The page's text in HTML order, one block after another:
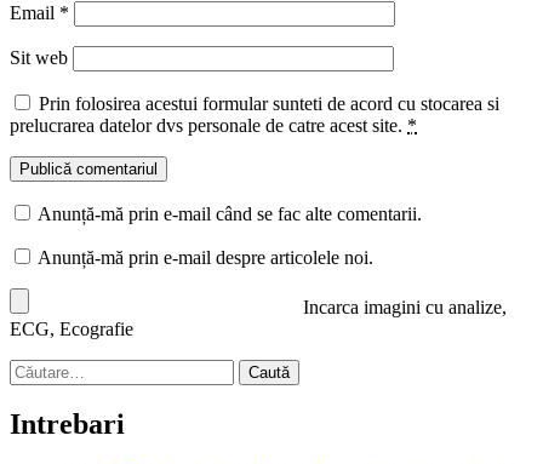
Email *
Sit web
Prin folosirea acestui formular sunteti de acord cu stocarea si
prelucrarea datelor dvs personale de catre acest site. *
Anunță-mă prin e-mail când se fac alte comentarii.
Anunță-mă prin e-mail despre articolele noi.
Incarca imagini cu analize,
ECG, Ecografie
Caută
după:
Intrebari